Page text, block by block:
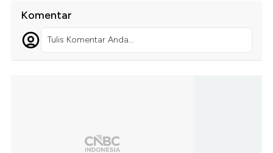
Komentar
Tulis Komentar Anda...